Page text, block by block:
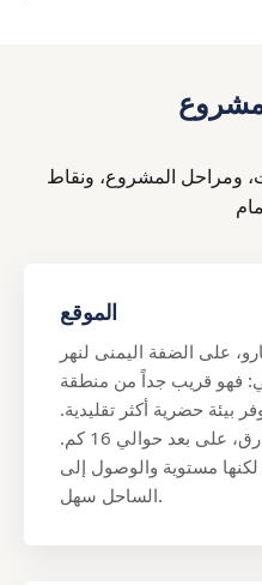
ومراحل المشروع، ونقاط
الموقع
على الضفة اليمنى لنهر
فهو قريب جداً من منطقة
بيئة حضرية أكثر تقليدية.
أقرب مطار هو جبل طارق، على بعد حوالي 16 كم.
مستوية والوصول إلى
الساحل سهل.